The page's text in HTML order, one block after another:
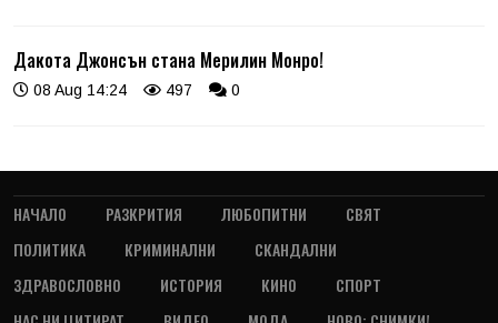
Дакота Джонсън стана Мерилин Монро!
08 Aug 14:24 497 0
НАЧАЛО РАЗКРИТИЯ ЛЮБОПИТНИ
СВЯТ
ПОЛИТИКА
КРИМИНАЛНИ
СКАНДАЛНИ
ЗДРАВОСЛОВНО
ИСТОРИЯ КИНО
СПОРТ